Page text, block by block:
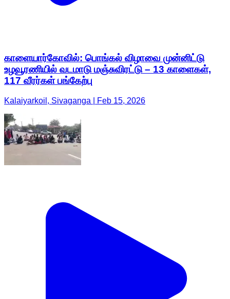
காளையார்கோவில்: பொங்கல் விழாவை முன்னிட்டு
உழவூரணியில் வடமாடு மஞ்சுவிரட்டு – 13 காளைகள்,
117 வீரர்கள் பங்கேற்பு
Kalaiyarkoil, Sivaganga | Feb 15, 2026